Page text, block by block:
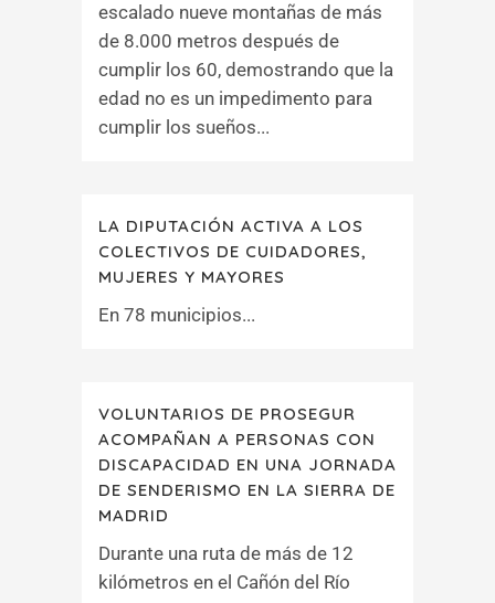
escalado nueve montañas de más
de 8.000 metros después de
cumplir los 60, demostrando que la
edad no es un impedimento para
cumplir los sueños...
LA DIPUTACIÓN ACTIVA A LOS
COLECTIVOS DE CUIDADORES,
MUJERES Y MAYORES
En 78 municipios...
VOLUNTARIOS DE PROSEGUR
ACOMPAÑAN A PERSONAS CON
DISCAPACIDAD EN UNA JORNADA
DE SENDERISMO EN LA SIERRA DE
MADRID
Durante una ruta de más de 12
kilómetros en el Cañón del Río